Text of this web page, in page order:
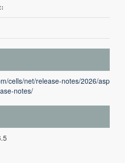
cells/net/release-notes/2026/asp
notes/